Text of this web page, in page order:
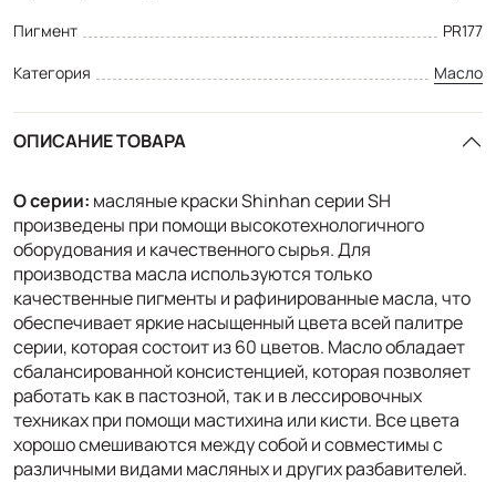
Пигмент
PR177
Категория
Масло
ОПИСАНИЕ ТОВАРА
О серии: масляные краски Shinhan серии SH
произведены при помощи высокотехнологичного
оборудования и качественного сырья. Для
производства масла используются только
качественные пигменты и рафинированные масла, что
обеспечивает яркие насыщенный цвета всей палитре
серии, которая состоит из 60 цветов. Масло обладает
сбалансированной консистенцией, которая позволяет
работать как в пастозной, так и в лессировочных
техниках при помощи мастихина или кисти. Все цвета
хорошо смешиваются между собой и совместимы с
различными видами масляных и других разбавителей.